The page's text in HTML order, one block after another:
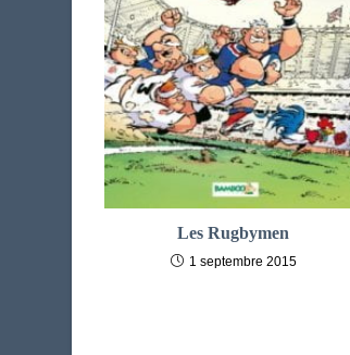
Les Rugbymen
1 septembre 2015